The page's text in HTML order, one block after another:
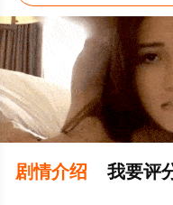
剧情介绍 我要评